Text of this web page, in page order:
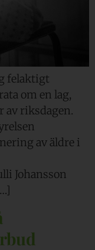
felaktigt
om en lag,
av riksdagen.
av äldre i
Johansson